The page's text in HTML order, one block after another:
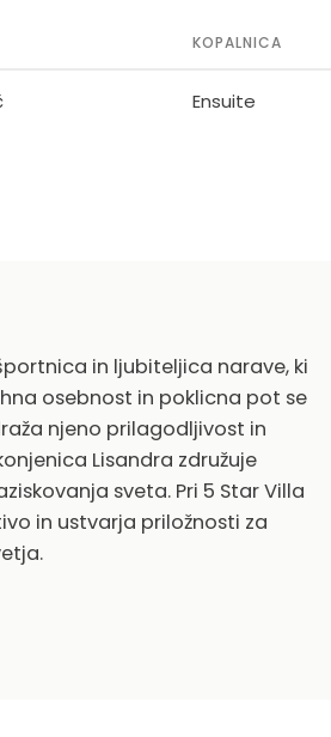
KOPALNICA
Ensuite
in ljubiteljica narave, ki
osebnost in poklicna pot se
njeno prilagodljivost in
Lisandra združuje
sveta. Pri 5 Star Villa
in ustvarja priložnosti za